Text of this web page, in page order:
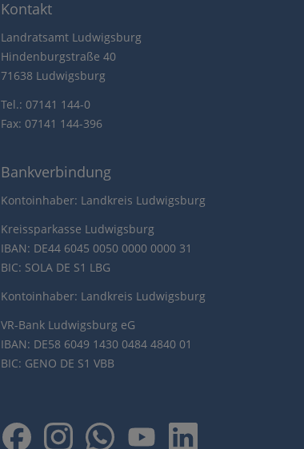
Kontakt
Landratsamt Ludwigsburg
Hindenburgstraße 40
71638 Ludwigsburg
Tel.: 07141 144-0
Fax: 07141 144-396
Bankverbindung
Kontoinhaber: Landkreis Ludwigsburg
Kreissparkasse Ludwigsburg
IBAN: DE44 6045 0050 0000 0000 31
BIC: SOLA DE S1 LBG
Kontoinhaber: Landkreis Ludwigsburg
VR-Bank Ludwigsburg eG
IBAN: DE58 6049 1430 0484 4840 01
BIC: GENO DE S1 VBB